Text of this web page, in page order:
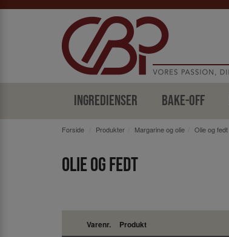
Ingredienser Bake-off
Forside Produkter Margarine og olie Olie og fedt
Olie og fedt
Varenr. Produkt